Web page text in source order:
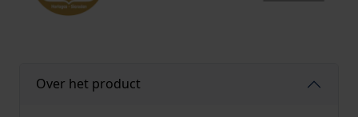
d
Over het product